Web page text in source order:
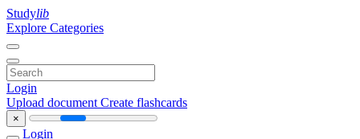
Studylib
Explore Categories
Login
Upload document Create flashcards
×
Login